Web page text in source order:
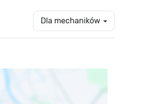
Dla mechaników